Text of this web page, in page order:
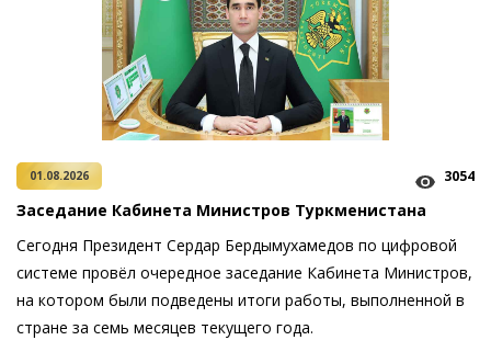
01.08.2026 3054
Заседание Кабинета Министров Туркменистана
Сегодня Президент Сердар Бердымухамедов по цифровой
системе провёл очередное заседание Кабинета Министров,
на котором были подведены итоги работы, выполненной в
стране за семь месяцев текущего года.